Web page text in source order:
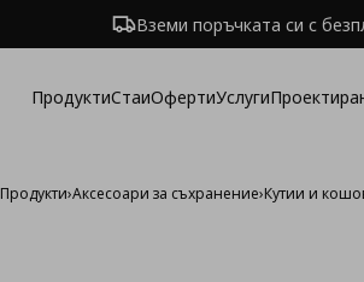
Вземи поръчката си с
ПродуктиСтаиОфертиУслуги
Продукти›Аксесоари за съхранение›Кутии и